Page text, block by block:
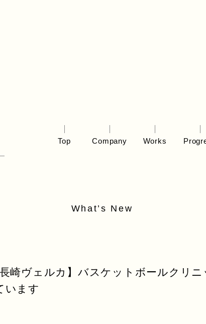
Top Company Works
What’s New
長崎ヴェルカ】バスケットボールクリニ
います